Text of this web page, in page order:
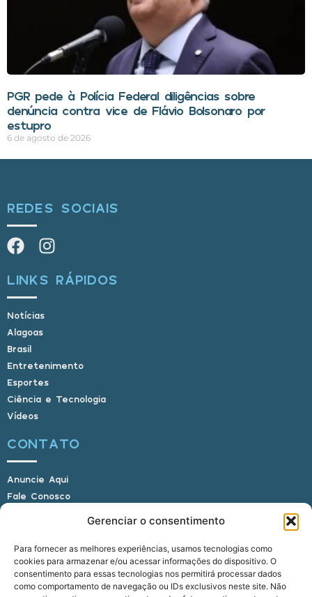
Gerenciar o consentimento
Para fornecer as melhores experiências, usamos tecnologias como
cookies para armazenar e/ou acessar informações do dispositivo. O
consentimento para essas tecnologias nos permitirá processar dados
como comportamento de navegação ou IDs exclusivos neste site. Não
PGR pede à Polícia Federal diligências sobre
denúncia contra vice de Flávio Bolsonaro por
estupro
6 de agosto de 2026
REDES SOCIAIS
LINKS RÁPIDOS
Notícias
Alagoas
Brasil
Entretenimento
Esportes
Ciência e Tecnologia
Vídeos
CONTATO
Anuncie Aqui
Fale Conosco
E-mail: alagoasbrasilnoticias@gmail.com
Telefone: (82) 9 9691-0391 (Whatsapp)